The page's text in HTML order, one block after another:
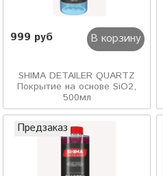
999 руб В корзину
SHIMA DETAILER QUARTZ
Покрытие на основе SiO2,
500мл
Предзаказ